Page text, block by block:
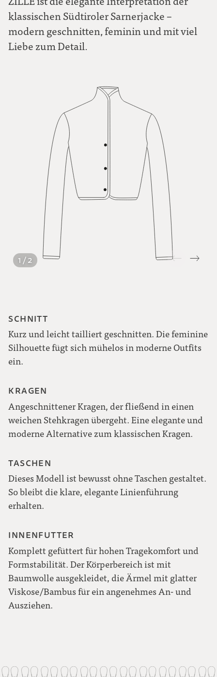
klassischen Südtiroler Sarnerjacke –
modern geschnitten, feminin und mit viel
Liebe zum Detail.
1 / 2
SCHNITT
Kurz und leicht tailliert geschnitten. Die feminine
Silhouette fügt sich mühelos in moderne Outfits
ein.
KRAGEN
Angeschnittener Kragen, der fließend in einen
weichen Stehkragen übergeht. Eine elegante und
moderne Alternative zum klassischen Kragen.
TASCHEN
Dieses Modell ist bewusst ohne Taschen gestaltet.
So bleibt die klare, elegante Linienführung
erhalten.
INNENFUTTER
Komplett gefüttert für hohen Tragekomfort und
Formstabilität. Der Körperbereich ist mit
Baumwolle ausgekleidet, die Ärmel mit glatter
Viskose/Bambus für ein angenehmes An- und
Ausziehen.